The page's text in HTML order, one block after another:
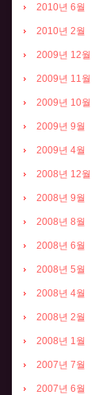
2010년 6월
2010년 2월
2009년 12월
2009년 11월
2009년 10월
2009년 9월
2009년 4월
2008년 12월
2008년 9월
2008년 8월
2008년 6월
2008년 5월
2008년 4월
2008년 2월
2008년 1월
2007년 7월
2007년 6월